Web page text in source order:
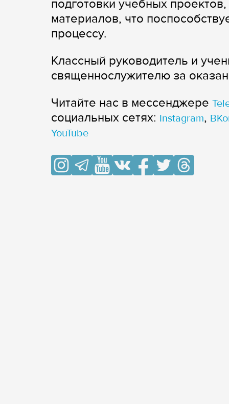
подготовки учебных
материалов, что
процессу.
Классный руководитель и
священнослужителю за
Читайте нас в мессенджере
cоциальных сетях: Instagram,
YouTube